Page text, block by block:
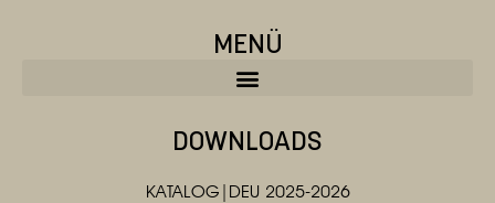
MENÜ
DOWNLOADS
KATALOG|DEU 2025-2026